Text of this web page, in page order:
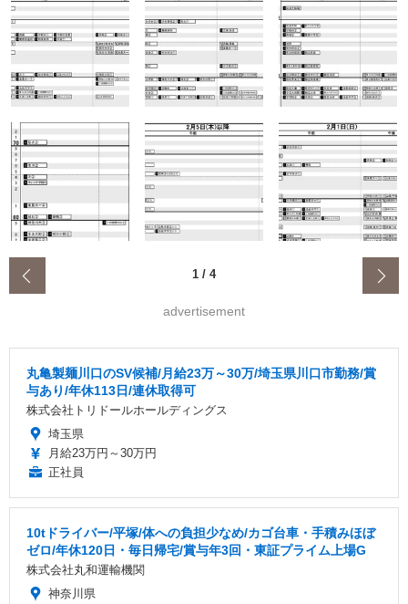
1 / 4
advertisement
丸亀製麺川口のSV候補/月給23万～30万/埼玉県川口市勤務/賞
与あり/年休113日/連休取得可
株式会社トリドールホールディングス
埼玉県
月給23万円～30万円
正社員
10tドライバー/平塚/体への負担少なめ/カゴ台車・手積みほぼ
ゼロ/年休120日・毎日帰宅/賞与年3回・東証プライム上場G
株式会社丸和運輸機関
神奈川県